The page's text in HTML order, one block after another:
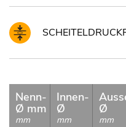
Nenn-
Ø mm
mm
Innen-
Ø
mm
Ø
mm